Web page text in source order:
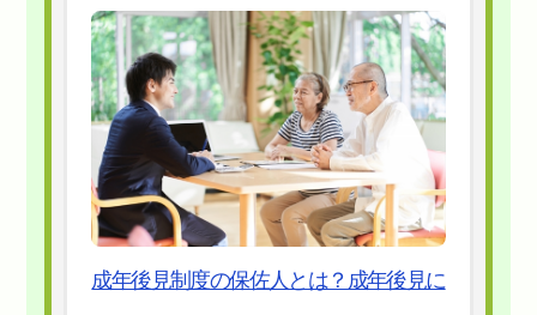
成年後見制度の保佐人とは？成年後見に